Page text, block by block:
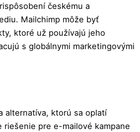
českému a
Mailchimp môže byť
ktoré už používajú jeho
s globálnymi marketingovými
alternatíva, ktorú sa oplatí
riešenie pre e-mailové kampane